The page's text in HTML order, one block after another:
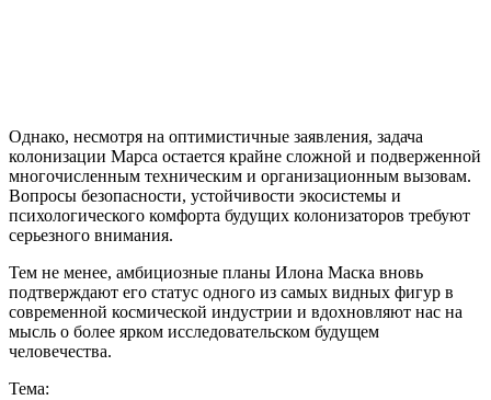
Однако, несмотря на оптимистичные заявления, задача
колонизации Марса остается крайне сложной и подверженной
многочисленным техническим и организационным вызовам.
Вопросы безопасности, устойчивости экосистемы и
психологического комфорта будущих колонизаторов требуют
серьезного внимания.
Тем не менее, амбициозные планы Илона Маска вновь
подтверждают его статус одного из самых видных фигур в
современной космической индустрии и вдохновляют нас на
мысль о более ярком исследовательском будущем
человечества.
Тема: